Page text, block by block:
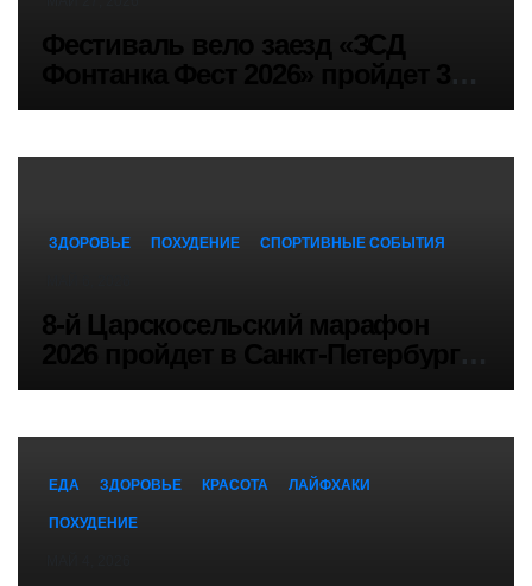
Фестиваль вело заезд «ЗСД
мая в Санкт-Петербурге
ЗДОРОВЬЕ ПОХУДЕНИЕ СПОРТИВНЫЕ СОБЫТИЯ
8-й Царскосельский марафон
10 мая 2026
ЕДА ЗДОРОВЬЕ КРАСОТА ЛАЙФХАКИ
ПОХУДЕНИЕ